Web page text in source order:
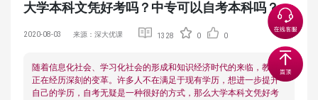
大学本科文凭好考吗？中专可以自考本科吗？
2020-08-03 来源：深大优课 1328 0 0
随着信息化社会、学习化社会的形成和知识经济时代的来临，教育
正在经历深刻的变革。许多人不在满足于现有学历，想进一步提升
自己的学历，自考无疑是一种很好的方式，那么大学本科文凭好考